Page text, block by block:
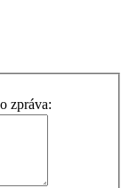
zpráva: